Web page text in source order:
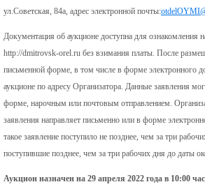
ул.Советская, 84а, адрес электронной почты:
Документация об аукционе доступна для ознакомления
http://dmitrovsk-orel.ru без взимания платы. После
письменной форме, в том числе в форме электронного
аукционе по адресу Организатора. Данные заявления
форме, нарочным или почтовым отправлением.
заявления направляет письменно или в форме
такое заявление поступило не позднее, чем за три
поступившие позднее, чем за три рабочих дня до даты
Аукцион назначен на 29 апреля 2022 года в 10:00